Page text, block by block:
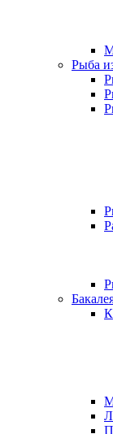
Рыба